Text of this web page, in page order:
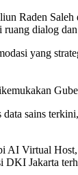
Raden
dialog
yang
sains
Virtual
Jakarta